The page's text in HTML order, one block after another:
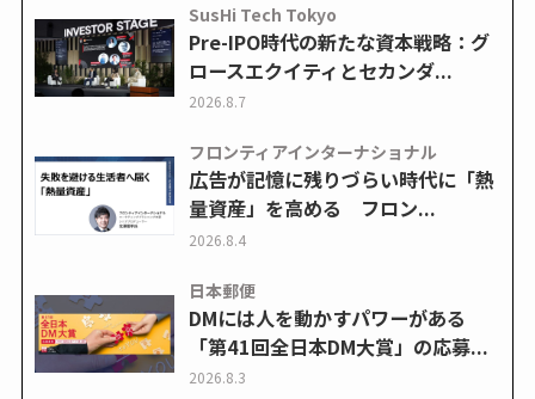
SusHi Tech Tokyo
Pre-IPO時代の新たな資本戦略：グ
ロースエクイティとセカンダ...
2026.8.7
フロンティアインターナショナル
広告が記憶に残りづらい時代に「熱
量資産」を高める フロン...
2026.8.4
日本郵便
DMには人を動かすパワーがある
「第41回全日本DM大賞」の応募...
2026.8.3